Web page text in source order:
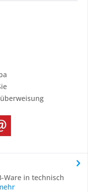
Ware in technisch